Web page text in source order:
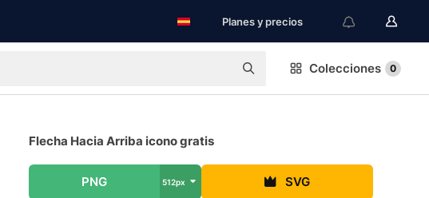
Planes y precios
Colecciones 0
Flecha Hacia Arriba icono gratis
PNG 512px SVG